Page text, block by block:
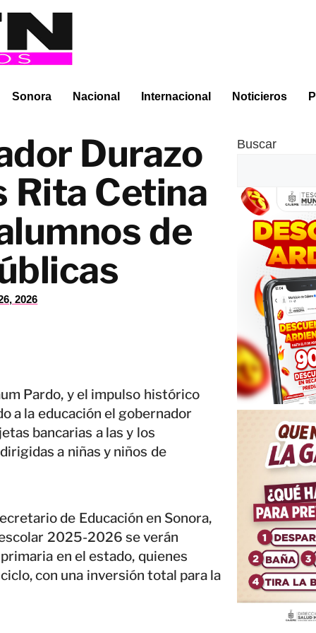
Sonora Nacional Internacional Noticieros
Durazo
Rita Cetina
de
2026
Pardo, y el impulso histórico
a la educación el gobernador
bancarias a las y los
a niñas y niños de
de Educación en Sonora,
2025-2026 se verán
en el estado, quienes
con una inversión total para la
Buscar